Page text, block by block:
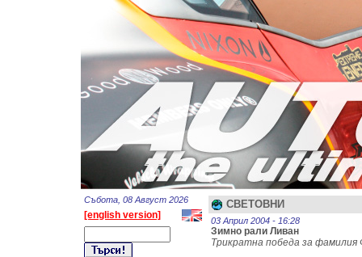
Събота, 08 Август 2026
[english version]
СВЕТОВНИ
03 Април 2004 - 16:28
Зимно рали Ливан
Трикратна победа за фамилия